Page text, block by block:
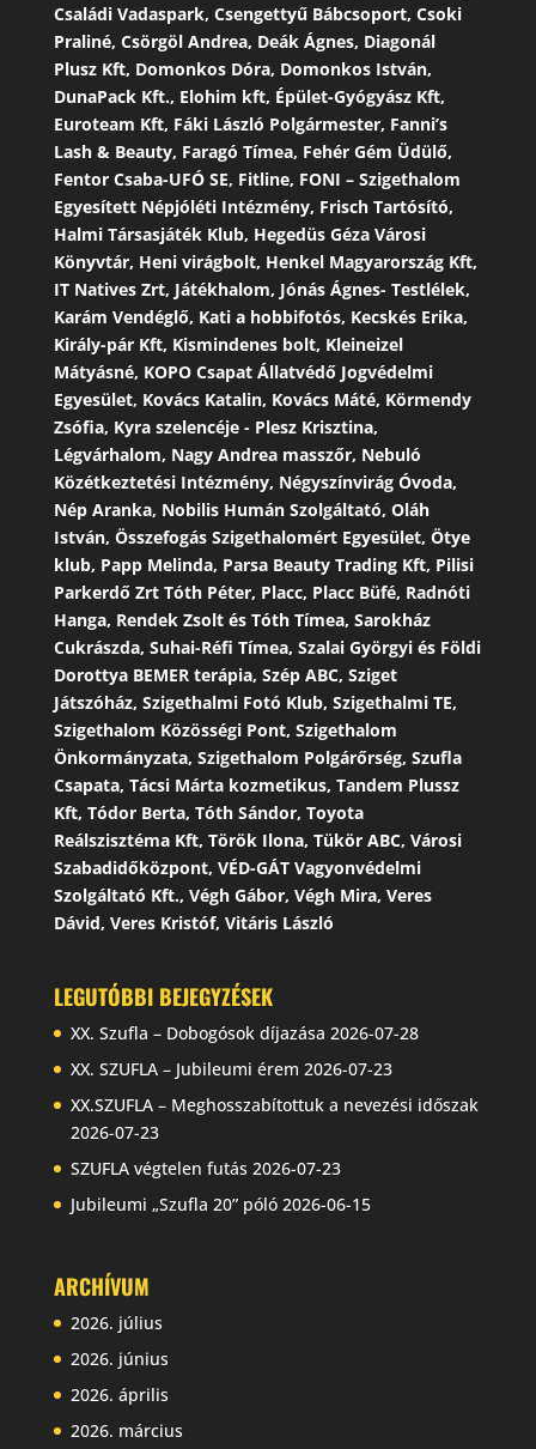
Családi Vadaspark, Csengettyű Bábcsoport, Csoki
Praliné, Csörgöl Andrea, Deák Ágnes, Diagonál
Plusz Kft, Domonkos Dóra, Domonkos István,
DunaPack Kft., Elohim kft, Épület-Gyógyász Kft,
Euroteam Kft, Fáki László Polgármester, Fanni’s
Lash & Beauty, Faragó Tímea, Fehér Gém Üdülő,
Fentor Csaba-UFÓ SE, Fitline, FONI – Szigethalom
Egyesített Népjóléti Intézmény, Frisch Tartósító,
Halmi Társasjáték Klub, Hegedüs Géza Városi
Könyvtár, Heni virágbolt, Henkel Magyarország Kft,
IT Natives Zrt, Játékhalom, Jónás Ágnes- Testlélek,
Karám Vendéglő, Kati a hobbifotós, Kecskés Erika,
Király-pár Kft, Kismindenes bolt, Kleineizel
Mátyásné, KOPO Csapat Állatvédő Jogvédelmi
Egyesület, Kovács Katalin, Kovács Máté, Körmendy
Zsófia, Kyra szelencéje - Plesz Krisztina,
Légvárhalom, Nagy Andrea masszőr, Nebuló
Közétkeztetési Intézmény, Négyszínvirág Óvoda,
Nép Aranka, Nobilis Humán Szolgáltató, Oláh
István, Összefogás Szigethalomért Egyesület, Ötye
klub, Papp Melinda, Parsa Beauty Trading Kft, Pilisi
Parkerdő Zrt Tóth Péter, Placc, Placc Büfé, Radnóti
Hanga, Rendek Zsolt és Tóth Tímea, Sarokház
Cukrászda, Suhai-Réfi Tímea, Szalai Györgyi és Földi
Dorottya BEMER terápia, Szép ABC, Sziget
Játszóház, Szigethalmi Fotó Klub, Szigethalmi TE,
Szigethalom Közösségi Pont, Szigethalom
Önkormányzata, Szigethalom Polgárőrség, Szufla
Csapata, Tácsi Márta kozmetikus, Tandem Plussz
Kft, Tódor Berta, Tóth Sándor, Toyota
Reálszisztéma Kft, Török Ilona, Tükör ABC, Városi
Szabadidőközpont, VÉD-GÁT Vagyonvédelmi
Szolgáltató Kft., Végh Gábor, Végh Mira, Veres
Dávid, Veres Kristóf, Vitáris László
LEGUTÓBBI BEJEGYZÉSEK
XX. Szufla – Dobogósok díjazása 2026-07-28
XX. SZUFLA – Jubileumi érem 2026-07-23
XX.SZUFLA – Meghosszabítottuk a nevezési időszak
2026-07-23
SZUFLA végtelen futás 2026-07-23
Jubileumi „Szufla 20” póló 2026-06-15
ARCHÍVUM
2026. július
2026. június
2026. április
2026. március